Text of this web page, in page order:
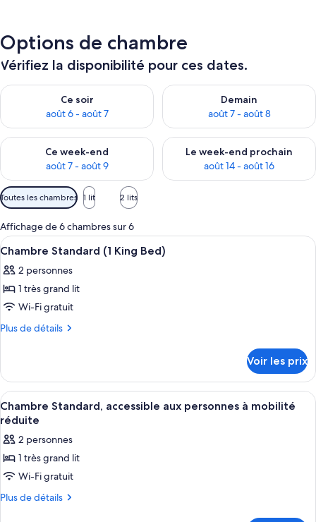
Options de chambre
Vérifiez la disponibilité pour ces dates.
Ce soir
août 6 - août 7
Vérifier la disponibilité pour ce soir août 6 - août 7
Demain
août 7 - août 8
Vérifier la disponibilité pour
Ce week-end
août 7 - août 9
Vérifier la disponibilité pour ce week-end août 7 - août 9
Le week-end prochain
août 14 - août 16
Vérifier la disponibilité pour
Filtres
disponibles
pour
les
chambres
Toutes les chambres 1 lit 2 lits
Affichage de 6 chambres sur 6
Afficher
toutes
les
photos
pour
ce
chambre :
Chambre
Standard
(1
King
Bed)
Une chambre d’hôtel avec un
3
Chambre Standard (1 King Bed)
2 personnes
1 très grand lit
Wi-Fi gratuit
Plus de détails
Plus
le
type
de
chambre
Standard
(1
Bed)
Voir les prix
Afficher
toutes
les
photos
pour
ce
type
Une chambre d’hôtel avec un
3
Chambre Standard, accessible aux personnes à mobilité
réduite
2 personnes
1 très grand lit
Wi-Fi gratuit
Plus de détails
Plus